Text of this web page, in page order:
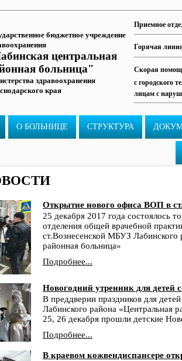
бюджетное учреждение
центральная
больница"
здравоохранения
края
Приемное
Горячая
Скорая
с городского
лицам с
О БОЛЬНИЦЕ СТРУКТУРА
Открытие нового офиса ВОП в
25 декабря 2017 года состоялось
отделения общей врачебной
ст.Вознесенской МБУЗ Лабинского
районная больница»
Подробнее...
Новогодний утренник для детей
В преддверии праздников для
Лабинского района «Центральная
25, 26 декабря прошли детские
Подробнее...
В краевом кожвендиспансере